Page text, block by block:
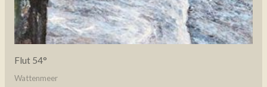
Flut 54°
Wattenmeer